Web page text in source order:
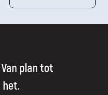
plan tot
het.